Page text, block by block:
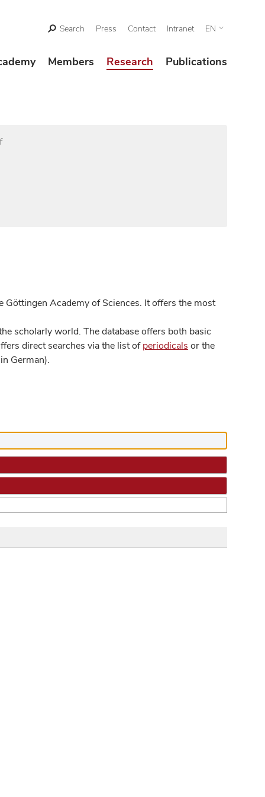
Search Press Contact Intranet EN
Members Research Publications
Academy of Sciences. It offers the most
scholarly world. The database offers both basic
direct searches via the list ofperiodicals or the
German).